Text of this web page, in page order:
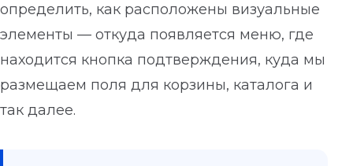
определить, как расположены визуальные
элементы — откуда появляется меню, где
находится кнопка подтверждения, куда мы
размещаем поля для корзины, каталога и
так далее.